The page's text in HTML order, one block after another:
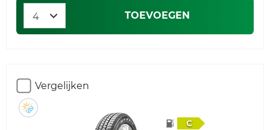
TOEVOEGEN
Vergelijken
C